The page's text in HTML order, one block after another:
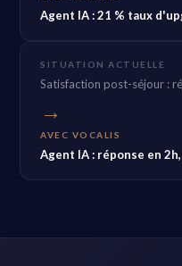
Agent IA : 21 % taux
SITUATION ACTUELLE
Satisfaction post-séjour :
→
AVEC VOCALIS
Agent IA : réponse en